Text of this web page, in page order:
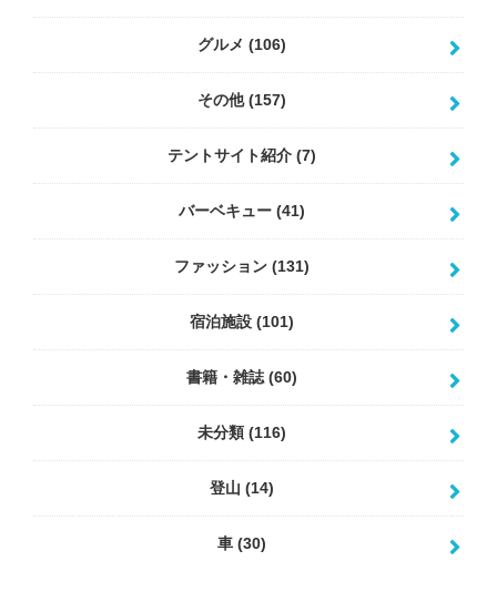
グルメ (106)
その他(157)
テントサイト紹介 (7)
バーベキュー (41)
ファッション (131)
宿泊施設 (101)
書籍・雑誌(60)
未分類 (116)
登山 (14)
車 (30)